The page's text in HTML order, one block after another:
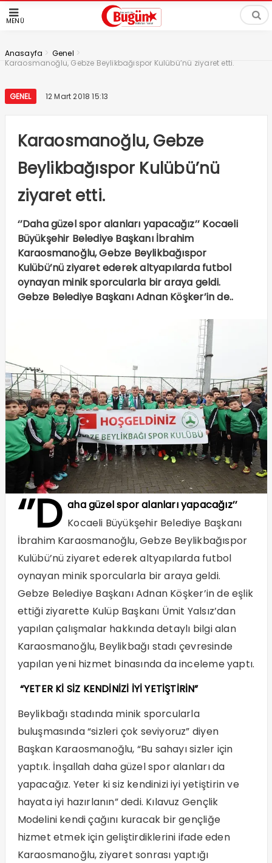
MENÜ
Anasayfa > Genel >
Karaosmanoğlu, Gebze Beylikbağıspor Kulübü’nü ziyaret etti.
GENEL 12 Mart 2018 15:13
Karaosmanoğlu, Gebze
Beylikbağıspor Kulübü’nü
ziyaret etti.
‘’Daha güzel spor alanları yapacağız’’ Kocaeli
Büyükşehir Belediye Başkanı İbrahim
Karaosmanoğlu, Gebze Beylikbağıspor
Kulübü’nü ziyaret ederek altyapılarda futbol
oynayan minik sporcularla bir araya geldi.
Gebze Belediye Başkanı Adnan Köşker’in de..
‘’D aha güzel spor alanları yapacağız’’
Kocaeli Büyükşehir Belediye Başkanı
İbrahim Karaosmanoğlu, Gebze Beylikbağıspor
Kulübü’nü ziyaret ederek altyapılarda futbol
oynayan minik sporcularla bir araya geldi.
Gebze Belediye Başkanı Adnan Köşker’in de eşlik
ettiği ziyarette Kulüp Başkanı Ümit Yalsız’dan
yapılan çalışmalar hakkında detaylı bilgi alan
Karaosmanoğlu, Beylikbağı stadı çevresinde
yapılan yeni hizmet binasında da inceleme yaptı.
“YETER Kİ SİZ KENDİNİZİ İYİ YETİŞTİRİN”
Beylikbağı stadında minik sporcularla
buluşmasında “sizleri çok seviyoruz” diyen
Başkan Karaosmanoğlu, “Bu sahayı sizler için
yaptık. İnşallah daha güzel spor alanları da
yapacağız. Yeter ki siz kendinizi iyi yetiştirin ve
hayata iyi hazırlanın” dedi. Kılavuz Gençlik
Modelini kendi çağını kuracak bir gençliğe
hizmet etmek için geliştirdiklerini ifade eden
Karaosmanoğlu, ziyaret sonrası yaptığı